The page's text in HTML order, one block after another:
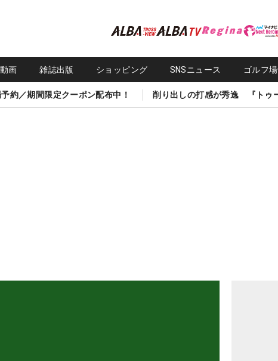
画 雑誌出版 ショッピング SNSニュース ゴルフ
約／期間限定クーポン配布中！ 削り出しの打感が秀逸 『トゥ